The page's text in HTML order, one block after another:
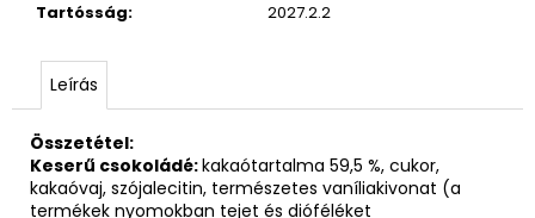
Tartósság: 2027.2.2
Leírás
Összetétel:
Keserű csokoládé:kakaótartalma 59,5 %, cukor,
kakaóvaj, szójalecitin, természetes vaníliakivonat (a
termékek nyomokban tejet és dióféléket